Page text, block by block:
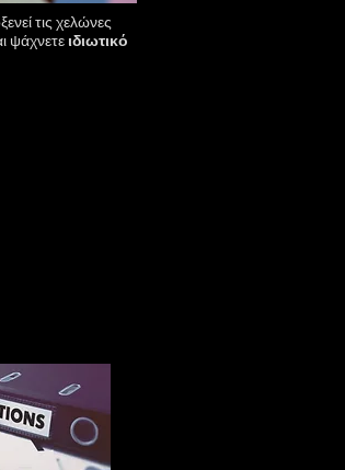
τις χελώνες
ψάχνετε ιδιωτικό